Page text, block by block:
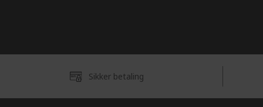
Sikker betaling